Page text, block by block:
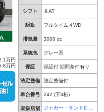
シフト ８AT
駆動 フルタイム４WD
排気量 3000 cc
系統色 グレー系
保証 保証付 期間条件有り
法定整備 法定整備付
車台番号 242 (下3桁)
取扱店舗
ジャガー・ランドロー
万円
万円